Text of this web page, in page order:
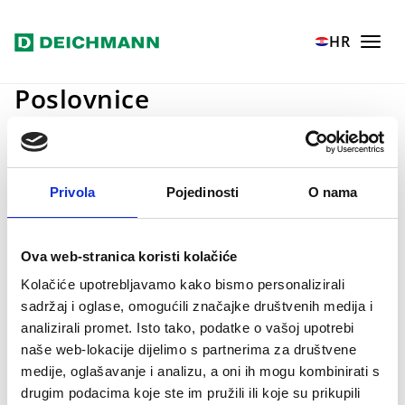
Privola Pojedinosti O nama
Ova web-stranica koristi kolačiće
Kolačiće upotrebljavamo kako bismo personalizirali
sadržaj i oglase, omogućili značajke društvenih medija i
analizirali promet. Isto tako, podatke o vašoj upotrebi
naše web-lokacije dijelimo s partnerima za društvene
medije, oglašavanje i analizu, a oni ih mogu kombinirati s
drugim podacima koje ste im pružili ili koje su prikupili
Skoči na glavni sadržaj HR
Home Poduzeće Poslovnice
Poslovnice
Koncept poslovnica
pronaći klasično raspoređenu obuću i samo
odabranog modela. Svaka poslovnica
zamišljena je kao veliki ormar u kojem se
nalaze različite boje i veličine obuće.